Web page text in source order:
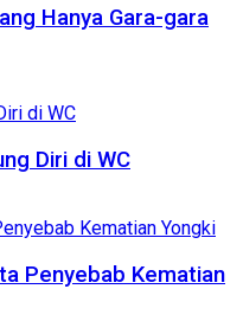
Hanya Gara-gara
Diri di WC
Penyebab Kematian